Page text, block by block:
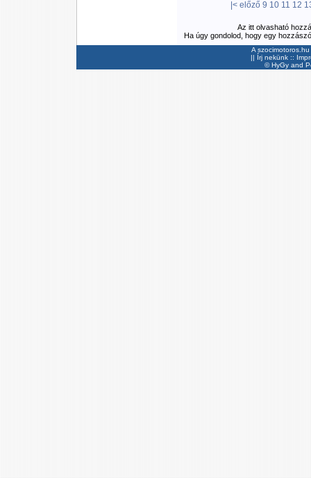
|< előző 9 10 11 12
Az itt olvasható
Ha úgy gondolod, hogy egy
A
|| Írj nekünk ::
©HyGyand